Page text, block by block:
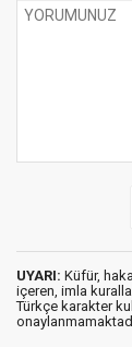
UYARI: Küfür,
içeren, imla
Türkçe karakter